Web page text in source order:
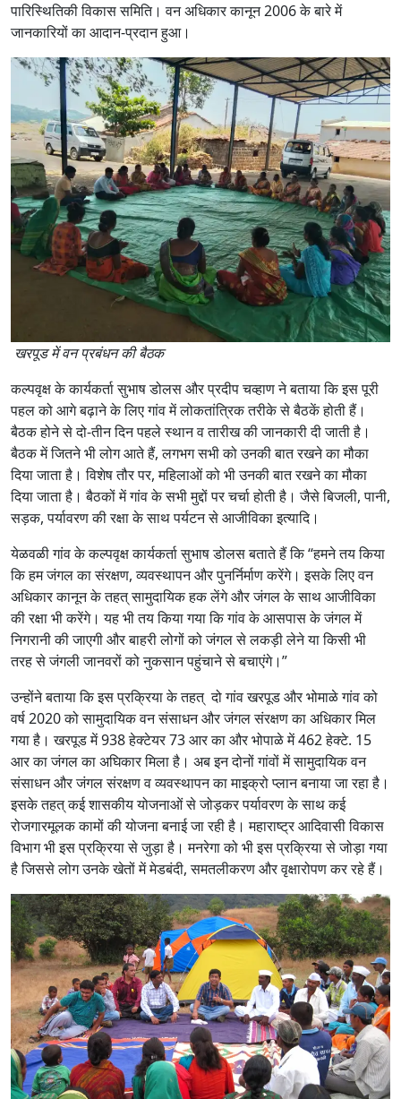
पारिस्थितिकी विकास समिति। वन अधिकार कानून 2006 के बारे में
जानकारियों का आदान-प्रदान हुआ।
खरपूड में वन प्रबंधन की बैठक
कल्पवृक्ष के कार्यकर्ता सुभाष डोलस और प्रदीप चव्हाण ने बताया कि इस पूरी
पहल को आगे बढ़ाने के लिए गांव में लोकतांत्रिक तरीके से बैठकें होती हैं।
बैठक होने से दो-तीन दिन पहले स्थान व तारीख की जानकारी दी जाती है।
बैठक में जितने भी लोग आते हैं, लगभग सभी को उनकी बात रखने का मौका
दिया जाता है। विशेष तौर पर, महिलाओं को भी उनकी बात रखने का मौका
दिया जाता है। बैठकों में गांव के सभी मुद्दों पर चर्चा होती है। जैसे बिजली, पानी,
सड़क, पर्यावरण की रक्षा के साथ पर्यटन से आजीविका इत्यादि।
येळवळी गांव के कल्पवृक्ष कार्यकर्ता सुभाष डोलस बताते हैं कि “हमने तय किया
कि हम जंगल का संरक्षण, व्यवस्थापन और पुनर्निर्माण करेंगे। इसके लिए वन
अधिकार कानून के तहत् सामुदायिक हक लेंगे और जंगल के साथ आजीविका
की रक्षा भी करेंगे। यह भी तय किया गया कि गांव के आसपास के जंगल में
निगरानी की जाएगी और बाहरी लोगों को जंगल से लकड़ी लेने या किसी भी
तरह से जंगली जानवरों को नुकसान पहुंचाने से बचाएंगे।”
उन्होंने बताया कि इस प्रक्रिया के तहत् दो गांव खरपूड और भोमाळे गांव को
वर्ष 2020 को सामुदायिक वन संसाधन और जंगल संरक्षण का अधिकार मिल
गया है। खरपूड में 938 हेक्टेयर 73 आर का और भोपाळे में 462 हेक्टे. 15
आर का जंगल का अघिकार मिला है। अब इन दोनों गांवों में सामुदायिक वन
संसाधन और जंगल संरक्षण व व्यवस्थापन का माइक्रो प्लान बनाया जा रहा है।
इसके तहत् कई शासकीय योजनाओं से जोड़कर पर्यावरण के साथ कई
रोजगारमूलक कामों की योजना बनाई जा रही है। महाराष्ट्र आदिवासी विकास
विभाग भी इस प्रक्रिया से जुड़ा है। मनरेगा को भी इस प्रक्रिया से जोड़ा गया
है जिससे लोग उनके खेतों में मेडबंदी, समतलीकरण और वृक्षारोपण कर रहे हैं।